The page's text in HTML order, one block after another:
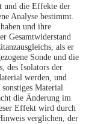
und die Effekte der
Analyse bestimmt.
und ihre
Gesamtwiderstand
als er
Sonde und die
des Isolators der
werden, und
Material
die Änderung im
Effekt wird durch
verglichen, der